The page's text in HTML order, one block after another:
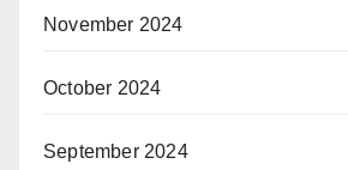
November 2024
October 2024
September 2024